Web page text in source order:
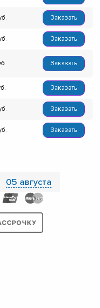
Заказать
Заказать
Заказать
Заказать
Заказать
Заказать
05 августа